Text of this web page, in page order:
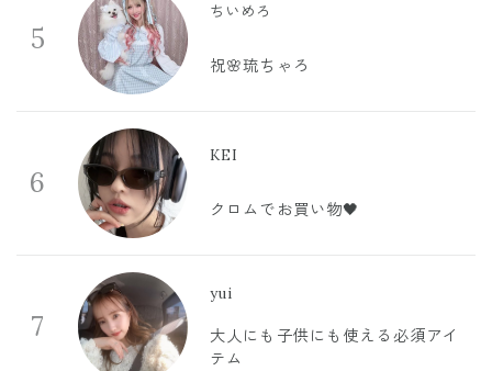
5
ちいめろ
祝🌸琉ちゃろ
6
KEI
クロムでお買い物🖤
7
yui
大人にも子供にも使える必須アイ
テム